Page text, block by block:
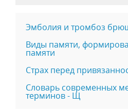
Эмболия и тромбоз
Виды памяти,
памяти
Страх перед
Словарь современных
терминов - Щ